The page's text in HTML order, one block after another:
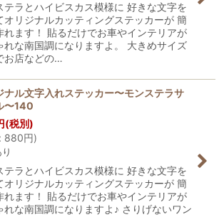
テラとハイビスカス模様に 好きな文字を
オリジナルカッティングステッカーが 簡
れます！ 貼るだけでお車やインテリアが
れな南国調になりますよ。 大きめサイズ
お店などの…
ナル文字入れステッカー〜モンステラサ
〜140
(税別)
: 880円)
テラとハイビスカス模様に 好きな文字を
オリジナルカッティングステッカーが 簡
れます！ 貼るだけでお車やインテリアが
れな南国調になりますよ♪ さりげないワン